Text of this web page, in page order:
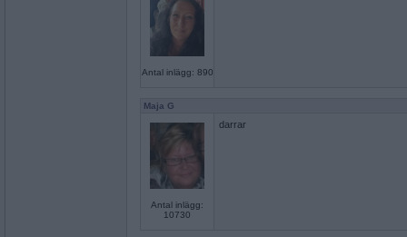
Antal inlägg: 890
Maja G
Antal inlägg:
10730
darrar